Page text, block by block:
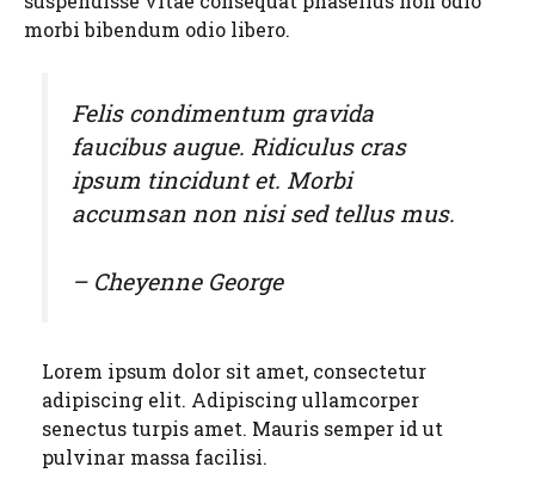
morbi bibendum odio libero.
Felis condimentum gravida
faucibus augue. Ridiculus cras
ipsum tincidunt et. Morbi
accumsan non nisi sed tellus mus.
– Cheyenne George
Lorem ipsum dolor sit amet, consectetur
adipiscing elit. Adipiscing ullamcorper
senectus turpis amet. Mauris semper id ut
pulvinar massa facilisi.